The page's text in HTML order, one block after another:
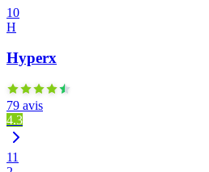
10
H
Hyperx
79 avis
4.3
11